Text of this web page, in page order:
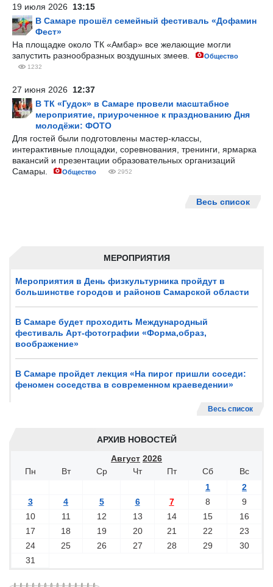
МЕРОПРИЯТИЯ
Мероприятия в День физкультурника пройдут в
большинстве городов и районов Самарской области
В Самаре будет проходить Международный
фестиваль Арт-фотографии «Форма,образ,
воображение»
В Самаре пройдет лекция «На пирог пришли соседи:
феномен соседства в современном краеведении»
Весь список
АРХИВ НОВОСТЕЙ
Август 2026
Пн
Вт Ср Чт Пт Сб
Вс
1
2
3
4 5 6 7 8
9
10
11 12 13 14 15
16
17
18 19 20 21 22
23
24
25 26 27 28 29
30
31
19 июля 2026 13:15
В Самаре прошёл семейный фестиваль «Дофамин
Фест»
На площадке около ТК «Амбар» все желающие могли
запустить разнообразных воздушных змеев.
Общество
1232
27 июня 2026 12:37
В ТК «Гудок» в Самаре провели масштабное
мероприятие, приуроченное к празднованию Дня
молодёжи: ФОТО
Для гостей были подготовлены мастер-классы,
интерактивные площадки, соревнования, тренинги, ярмарка
вакансий и презентации образовательных организаций
Самары.
Общество 2952
Весь список